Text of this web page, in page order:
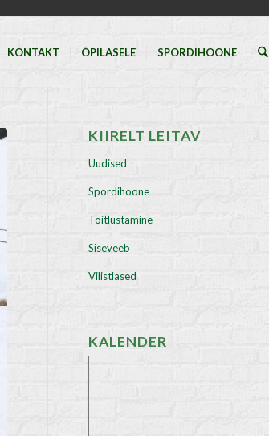
KONTAKT ÕPILASELE SPORDIHOONE
KIIRELT LEITAV
Uudised
Spordihoone
Toitlustamine
Siseveeb
Vilistlased
KALENDER